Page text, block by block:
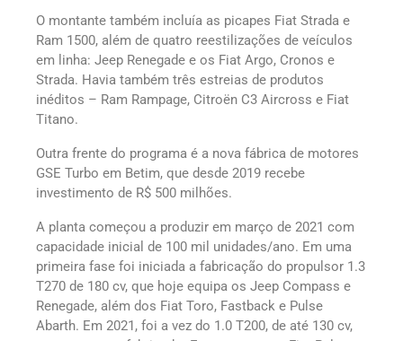
O montante também incluía as picapes Fiat Strada e
Ram 1500, além de quatro reestilizações de veículos
em linha: Jeep Renegade e os Fiat Argo, Cronos e
Strada. Havia também três estreias de produtos
inéditos – Ram Rampage, Citroën C3 Aircross e Fiat
Titano.
Outra frente do programa é a nova fábrica de motores
GSE Turbo em Betim, que desde 2019 recebe
investimento de R$ 500 milhões.
A planta começou a produzir em março de 2021 com
capacidade inicial de 100 mil unidades/ano. Em uma
primeira fase foi iniciada a fabricação do propulsor 1.3
T270 de 180 cv, que hoje equipa os Jeep Compass e
Renegade, além dos Fiat Toro, Fastback e Pulse
Abarth. Em 2021, foi a vez do 1.0 T200, de até 130 cv,